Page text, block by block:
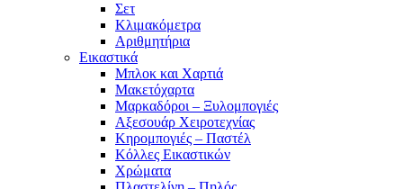
Σετ
Κλιμακόμετρα
Αριθμητήρια
Εικαστικά
Μπλοκ και Χαρτιά
Μακετόχαρτα
Μαρκαδόροι – Ξυλομπογιές
Αξεσουάρ Χειροτεχνίας
Κηρομπογιές – Παστέλ
Κόλλες Εικαστικών
Χρώματα